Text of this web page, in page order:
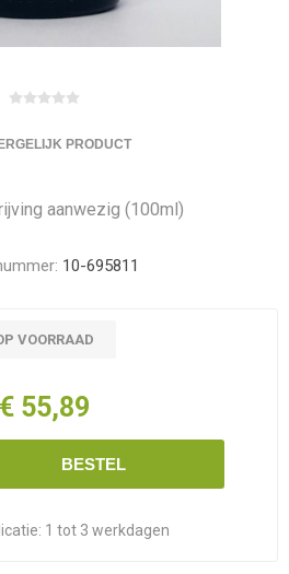
PRODUCT
aanwezig (100ml)
10-695811
VOORRAAD
€ 55,89
BESTEL
1 tot 3 werkdagen